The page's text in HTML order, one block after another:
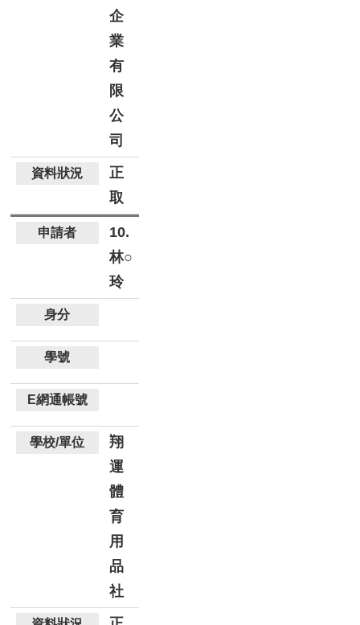
企
業
有
限
公
司
正
取
10.
林○
玲
翔
運
體
育
用
品
社